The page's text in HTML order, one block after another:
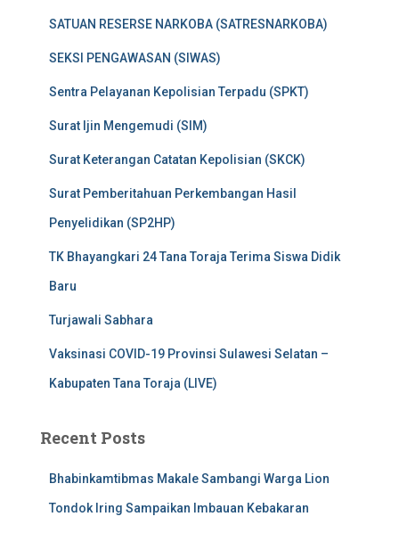
SATUAN RESERSE NARKOBA (SATRESNARKOBA)
SEKSI PENGAWASAN (SIWAS)
Sentra Pelayanan Kepolisian Terpadu (SPKT)
Surat Ijin Mengemudi (SIM)
Surat Keterangan Catatan Kepolisian (SKCK)
Surat Pemberitahuan Perkembangan Hasil
Penyelidikan (SP2HP)
TK Bhayangkari 24 Tana Toraja Terima Siswa Didik
Baru
Turjawali Sabhara
Vaksinasi COVID-19 Provinsi Sulawesi Selatan –
Kabupaten Tana Toraja (LIVE)
Recent Posts
Bhabinkamtibmas Makale Sambangi Warga Lion
Tondok Iring Sampaikan Imbauan Kebakaran